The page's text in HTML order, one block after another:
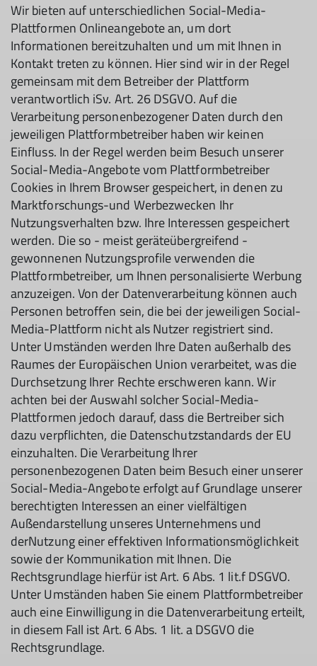
Wir bieten auf unterschiedlichen Social-Media-
Plattformen Onlineangebote an, um dort
Informationen bereitzuhalten und um mit Ihnen in
Kontakt treten zu können. Hier sind wir in der Regel
gemeinsam mit dem Betreiber der Plattform
verantwortlich iSv. Art. 26 DSGVO. Auf die
Verarbeitung personenbezogener Daten durch den
jeweiligen Plattformbetreiber haben wir keinen
Einfluss. In der Regel werden beim Besuch unserer
Social-Media-Angebote vom Plattformbetreiber
Cookies in Ihrem Browser gespeichert, in denen zu
Marktforschungs-und Werbezwecken Ihr
Nutzungsverhalten bzw. Ihre Interessen gespeichert
werden. Die so - meist geräteübergreifend -
gewonnenen Nutzungsprofile verwenden die
Plattformbetreiber, um Ihnen personalisierte Werbung
anzuzeigen. Von der Datenverarbeitung können auch
Personen betroffen sein, die bei der jeweiligen Social-
Media-Plattform nicht als Nutzer registriert sind.
Unter Umständen werden Ihre Daten außerhalb des
Raumes der Europäischen Union verarbeitet, was die
Durchsetzung Ihrer Rechte erschweren kann. Wir
achten bei der Auswahl solcher Social-Media-
Plattformen jedoch darauf, dass die Bertreiber sich
dazu verpflichten, die Datenschutzstandards der EU
einzuhalten. Die Verarbeitung Ihrer
personenbezogenen Daten beim Besuch einer unserer
Social-Media-Angebote erfolgt auf Grundlage unserer
berechtigten Interessen an einer vielfältigen
Außendarstellung unseres Unternehmens und
derNutzung einer effektiven Informationsmöglichkeit
sowie der Kommunikation mit Ihnen. Die
Rechtsgrundlage hierfür ist Art. 6 Abs. 1 lit.f DSGVO.
Unter Umständen haben Sie einem Plattformbetreiber
auch eine Einwilligung in die Datenverarbeitung erteilt,
in diesem Fall ist Art. 6 Abs. 1 lit. a DSGVO die
Rechtsgrundlage.